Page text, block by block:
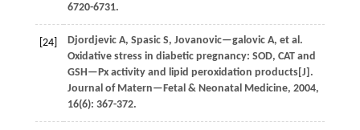
6720-6731.
[24] Djordjevic A, Spasic S, Jovanovic—galovic A, et al.
Oxidative stress in diabetic pregnancy: SOD, CAT and
GSH—Px activity and lipid peroxidation products[J].
Journal of Matern—Fetal & Neonatal Medicine, 2004,
16(6): 367-372.